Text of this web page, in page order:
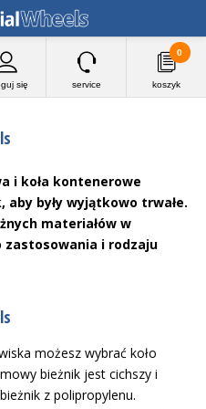
się service koszyk
0
i koła kontenerowe
były wyjątkowo trwałe.
materiałów w
zastosowania i rodzaju
możesz wybrać koło
bieżnik jest cichszy i
z polipropylenu.